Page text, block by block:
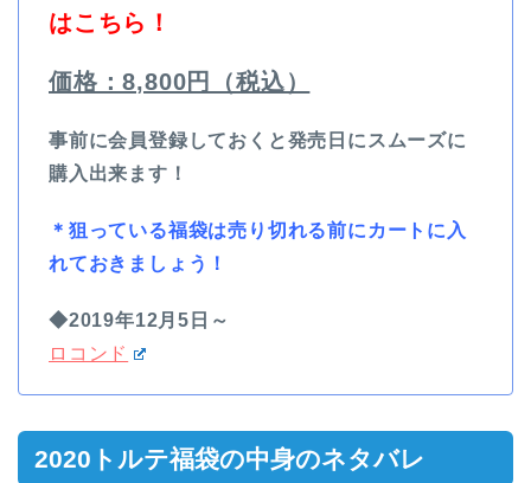
はこちら！
価格：8,800円（税込）
事前に会員登録しておくと発売日にスムーズに
購入出来ます！
＊狙っている福袋は売り切れる前にカートに入
れておきましょう！
◆2019年12月5日～
ロコンド
2020トルテ福袋の中身のネタバレ